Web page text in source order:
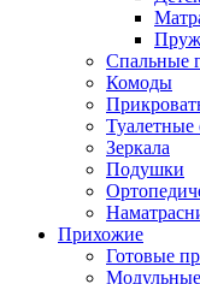
Спальные
Комоды
Туалетные
Зеркала
Подушки
Прихожие
Готовые